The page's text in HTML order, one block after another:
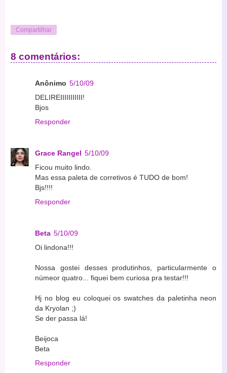
Compartilhar
8 comentários:
Anônimo 5/10/09
DELIREIIIIIIIIIII!
Bjos
Responder
Grace Rangel 5/10/09
Ficou muito lindo.
Mas essa paleta de corretivos é TUDO de bom!
Bjs!!!!
Responder
Beta 5/10/09
Oi lindona!!!
Nossa gostei desses produtinhos, particularmente o
númeor quatro... fiquei bem curiosa pra testar!!!
Hj no blog eu coloquei os swatches da paletinha neon
da Kryolan ;)
Se der passa lá!
Beijoca
Beta
Responder